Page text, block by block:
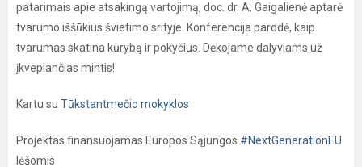
patarimais apie atsakingą vartojimą, doc. dr. A. Gaigalienė aptarė
tvarumo iššūkius švietimo srityje. Konferencija parodė, kaip
tvarumas skatina kūrybą ir pokyčius. Dėkojame dalyviams už
įkvepiančias mintis!
Kartu su Tūkstantmečio mokyklos
Projektas finansuojamas Europos Sąjungos #NextGenerationEU
lėšomis